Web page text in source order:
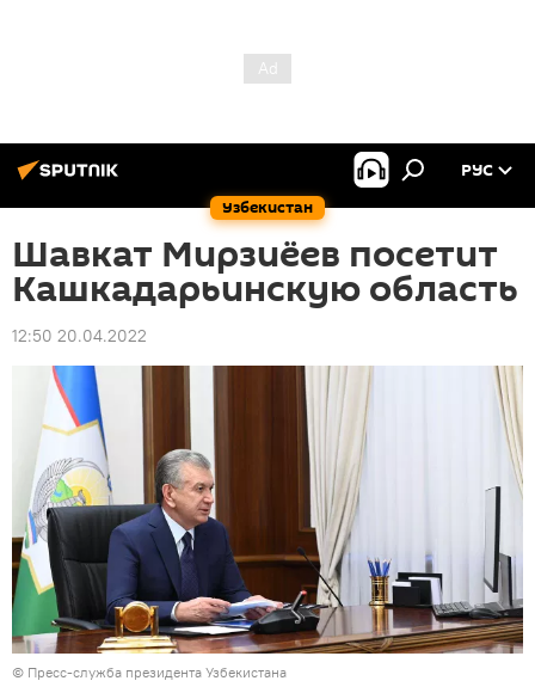
Узбекистан
РУС
Шавкат Мирзиёев посетит
Кашкадарьинскую область
12:50 20.04.2022
© Пресс-служба президента Узбекистана